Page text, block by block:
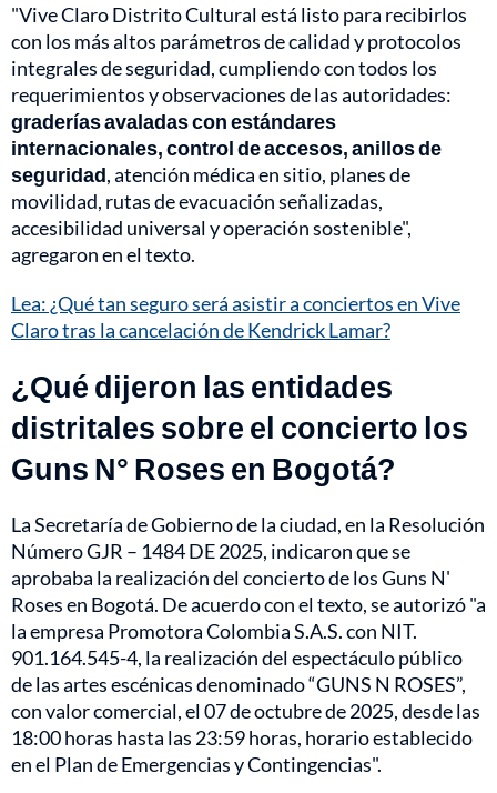
"Vive Claro Distrito Cultural está listo para recibirlos
con los más altos parámetros de calidad y protocolos
integrales de seguridad, cumpliendo con todos los
requerimientos y observaciones de las autoridades:
graderías avaladas con estándares
internacionales, control de accesos, anillos de
seguridad, atención médica en sitio, planes de
movilidad, rutas de evacuación señalizadas,
accesibilidad universal y operación sostenible",
agregaron en el texto.
Lea: ¿Qué tan seguro será asistir a conciertos en Vive
Claro tras la cancelación de Kendrick Lamar?
¿Qué dijeron las entidades
distritales sobre el concierto los
Guns N° Roses en Bogotá?
La Secretaría de Gobierno de la ciudad, en la Resolución
Número GJR – 1484 DE 2025, indicaron que se
aprobaba la realización del concierto de los Guns N'
Roses en Bogotá. De acuerdo con el texto, se autorizó "a
la empresa Promotora Colombia S.A.S. con NIT.
901.164.545-4, la realización del espectáculo público
de las artes escénicas denominado “GUNS N ROSES”,
con valor comercial, el 07 de octubre de 2025, desde las
18:00 horas hasta las 23:59 horas, horario establecido
en el Plan de Emergencias y Contingencias".